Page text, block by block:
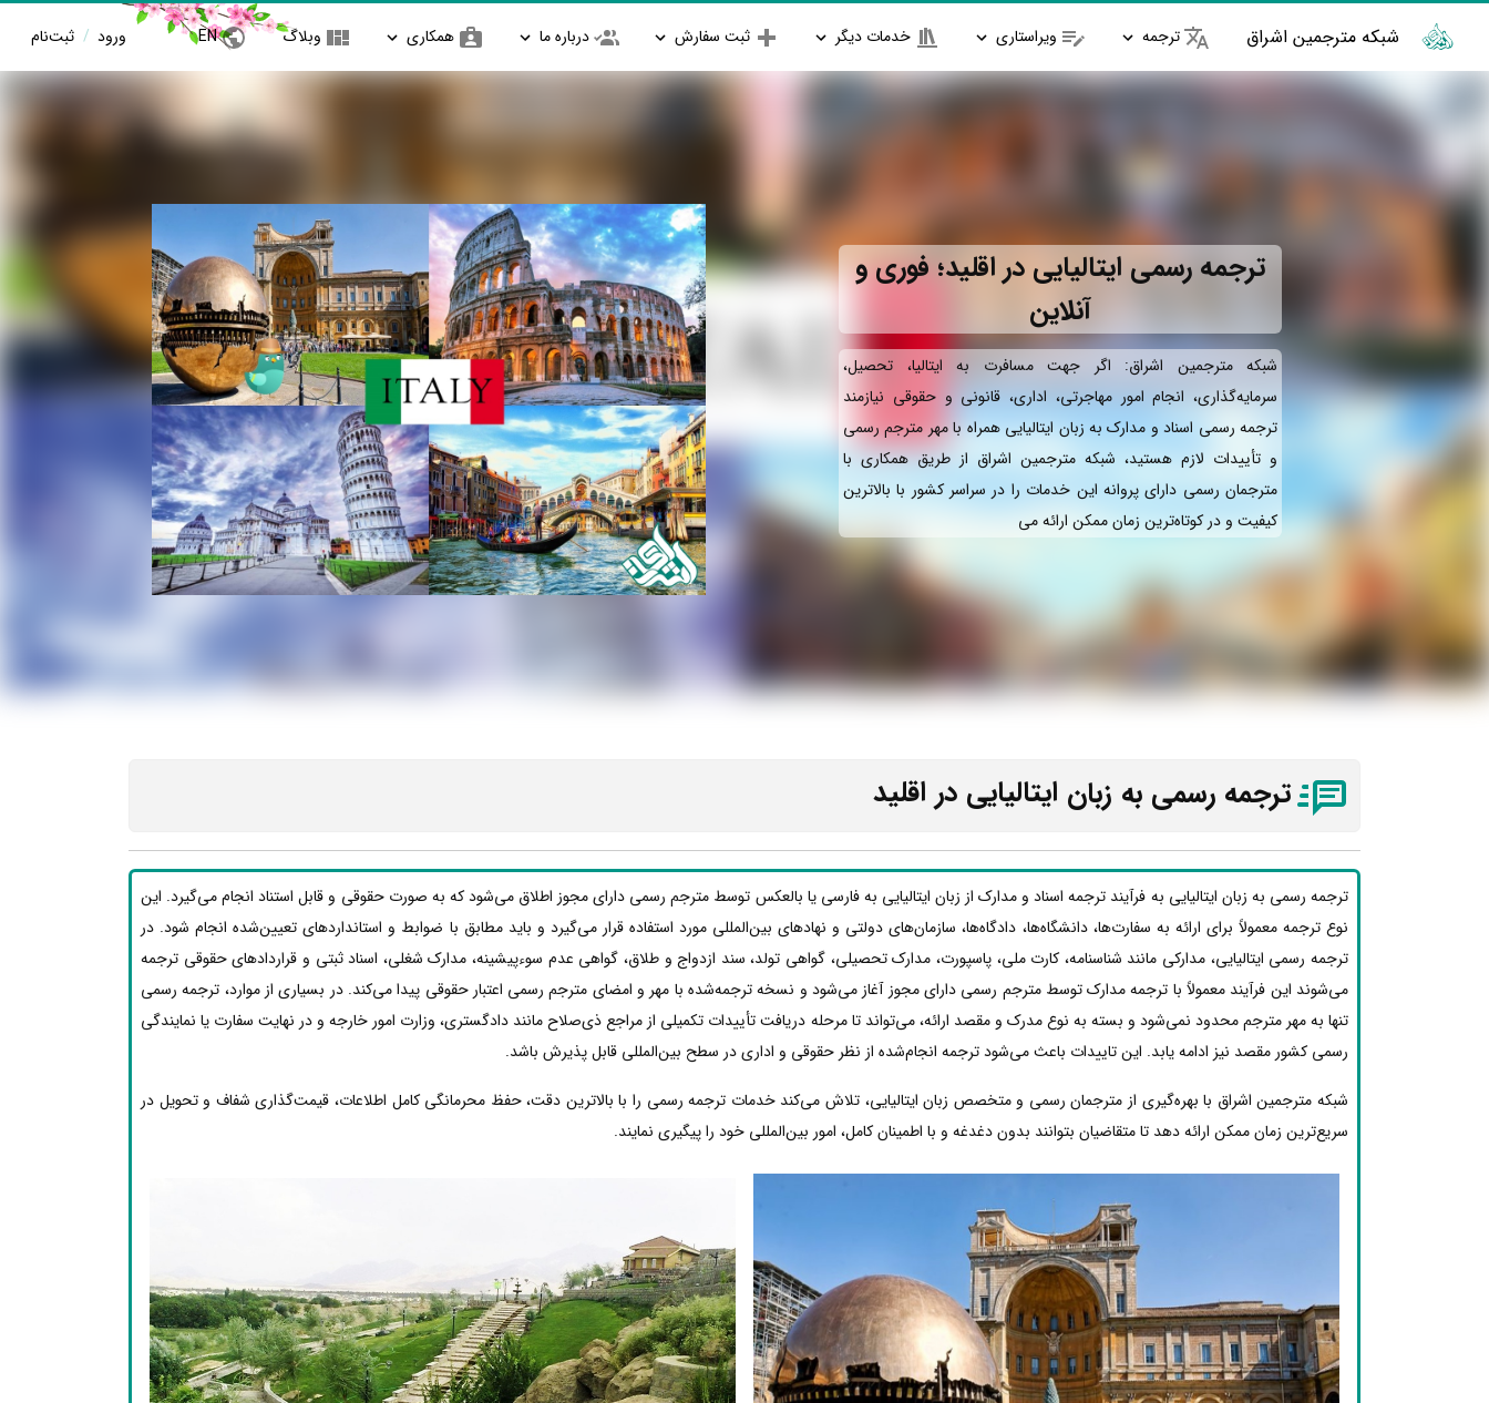
شبکه مترجمین اشراق ترجمه ویراستاری خدمات دیگر ثبت سفارش درباره ما همکاری وبلاگ EN ورود / ثبت‌نام
ترجمه رسمی ایتالیایی در اقلید؛ فوری و
آنلاین
شبکه مترجمین اشراق: اگر جهت مسافرت به ایتالیا، تحصیل،
سرمایه‌گذاری، انجام امور مهاجرتی، اداری، قانونی و حقوقی نیازمند
ترجمه رسمی اسناد و مدارک به زبان ایتالیایی همراه با مهر مترجم رسمی
و تأییدات لازم هستید، شبکه مترجمین اشراق از طریق همکاری با
مترجمان رسمی دارای پروانه این خدمات را در سراسر کشور با بالاترین
کیفیت و در کوتاه‌ترین زمان ممکن ارائه می‌
ترجمه رسمی به زبان ایتالیایی در اقلید
ترجمه رسمی به زبان ایتالیایی به فرآیند ترجمه اسناد و مدارک از زبان ایتالیایی به فارسی یا بالعکس توسط مترجم رسمی دارای مجوز اطلاق می‌شود که به صورت حقوقی و قابل استناد انجام می‌گیرد. این
نوع ترجمه معمولاً برای ارائه به سفارت‌ها، دانشگاه‌ها، دادگاه‌ها، سازمان‌های دولتی و نهادهای بین‌المللی مورد استفاده قرار می‌گیرد و باید مطابق با ضوابط و استانداردهای تعیین‌شده انجام شود. در
ترجمه رسمی ایتالیایی، مدارکی مانند شناسنامه، کارت ملی، پاسپورت، مدارک تحصیلی، گواهی تولد، سند ازدواج و طلاق، گواهی عدم سوءپیشینه، مدارک شغلی، اسناد ثبتی و قراردادهای حقوقی ترجمه
می‌شوند این فرآیند معمولاً با ترجمه مدارک توسط مترجم رسمی دارای مجوز آغاز می‌شود و نسخه ترجمه‌شده با مهر و امضای مترجم رسمی اعتبار حقوقی پیدا می‌کند. در بسیاری از موارد، ترجمه رسمی
تنها به مهر مترجم محدود نمی‌شود و بسته به نوع مدرک و مقصد ارائه، می‌تواند تا مرحله دریافت تأییدات تکمیلی از مراجع ذی‌صلاح مانند دادگستری، وزارت امور خارجه و در نهایت سفارت یا نمایندگی
رسمی کشور مقصد نیز ادامه یابد. این تاییدات باعث می‌شود ترجمه انجام‌شده از نظر حقوقی و اداری در سطح بین‌المللی قابل پذیرش باشد.
شبکه مترجمین اشراق با بهره‌گیری از مترجمان رسمی و متخصص زبان ایتالیایی، تلاش می‌کند خدمات ترجمه رسمی را با بالاترین دقت، حفظ محرمانگی کامل اطلاعات، قیمت‌گذاری شفاف و تحویل در
سریع‌ترین زمان ممکن ارائه دهد تا متقاضیان بتوانند بدون دغدغه و با اطمینان کامل، امور بین‌المللی خود را پیگیری نمایند.